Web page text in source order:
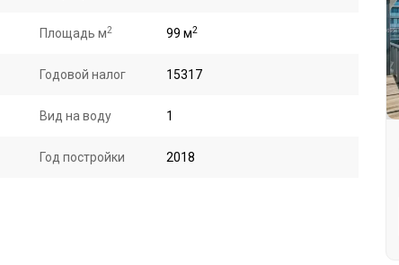
Площадь м2 99 м2
Годовой налог 15317
Вид на воду 1
Год постройки 2018